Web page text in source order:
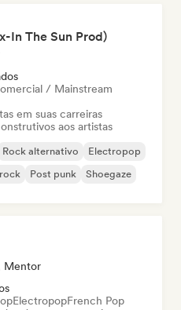
In The Sun Prod)
/ Mainstream
em suas carreiras
aos artistas
Rock alternativo
Electropop
Post punk Shoegaze
Mentor
ElectropopFrench Pop